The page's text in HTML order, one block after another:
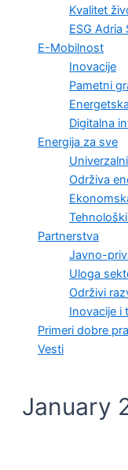
Kvalitet
ESG Adria
E-Mobilnost
Inovacije
Pametni
Digitalna
Energija za sve
Održiva
Partnerstva
Javno-
Uloga
Održivi
Inovacije i
Primeri dobre
Vesti
January